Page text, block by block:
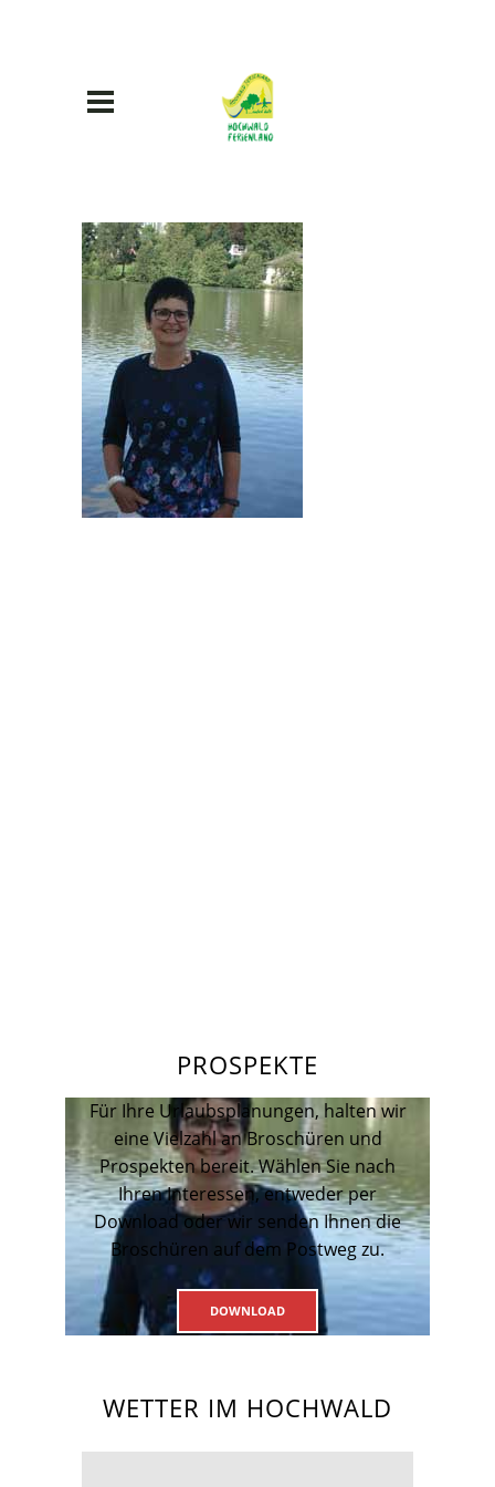
PROSPEKTE
Für Ihre Urlaubsplanungen, halten wir
eine Vielzahl an Broschüren und
Prospekten bereit. Wählen Sie nach
Ihren Interessen, entweder per
Download oder wir senden Ihnen die
Broschüren auf dem Postweg zu.
DOWNLOAD
WETTER IM HOCHWALD